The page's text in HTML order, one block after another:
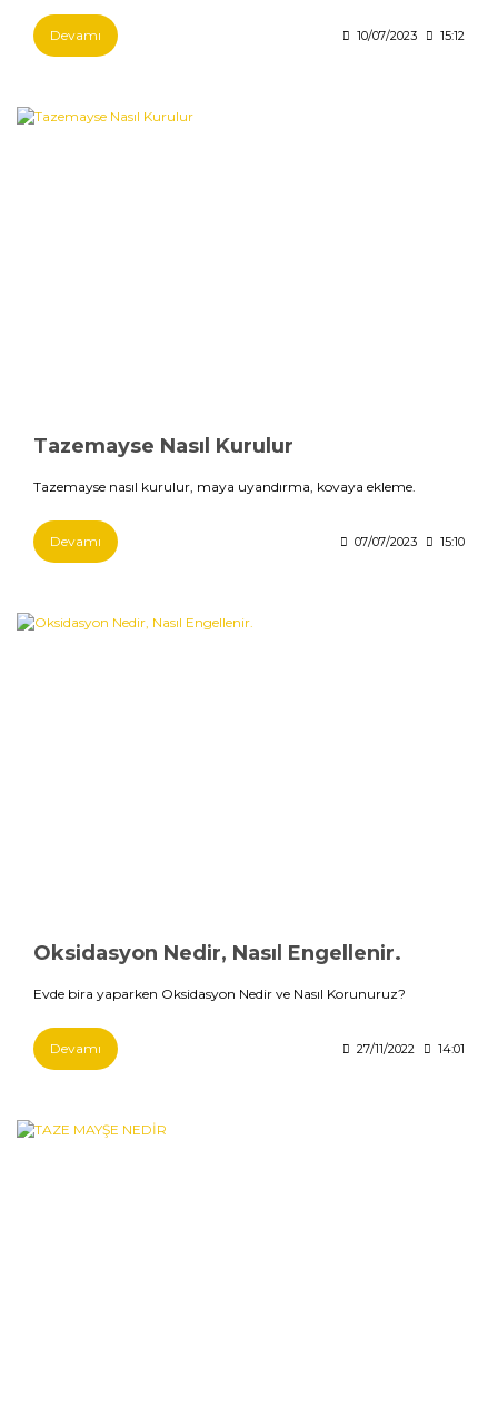
Devamı 10/07/2023 15:12
Tazemayse Nasıl Kurulur
Tazemayse nasıl kurulur, maya uyandırma, kovaya ekleme.
Devamı 07/07/2023 15:10
Oksidasyon Nedir, Nasıl Engellenir.
Evde bira yaparken Oksidasyon Nedir ve Nasıl Korunuruz?
Devamı 27/11/2022 14:01